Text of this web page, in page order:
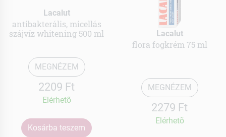
Lacalut
antibakterális, micellás
szájvíz whitening 500 ml
MEGNÉZEM
2209 Ft
Elérhetõ
Kosárba teszem
Lacalut
flora fogkrém 75 ml
MEGNÉZEM
2279 Ft
Elérhetõ